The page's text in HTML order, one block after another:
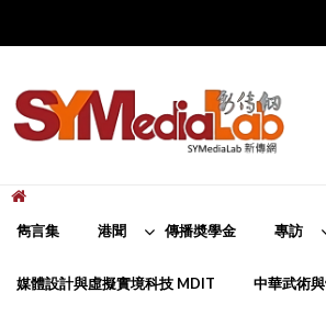
navigation
content
雋言集 港聞 傳播奬學金 專訪
媒體設計與虛擬實境科技 MDIT 中華武術